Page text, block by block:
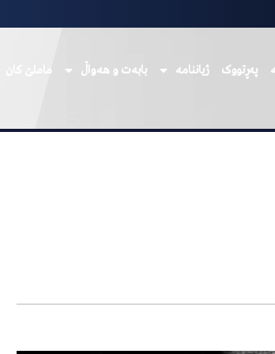
پەڕتووک ژیاننامە بابەت و هەواڵ ماملێ کان